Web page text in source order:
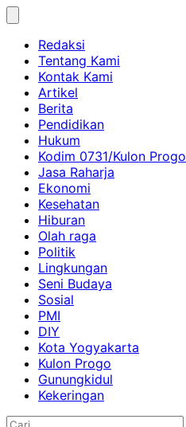
Skip
contentRedaksi
Tentang Kami
Kontak Kami
Artikel
Berita
Pendidikan
Hukum
Kodim 0731/Kulon Progo
Jasa Raharja
Ekonomi
Kesehatan
Hiburan
Olah raga
Politik
Lingkungan
Seni Budaya
Sosial
PMI
DIY
Kota Yogyakarta
Kulon Progo
Gunungkidul
Kekeringan
Cari